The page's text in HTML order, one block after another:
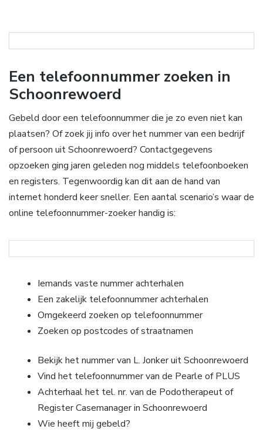
Een telefoonnummer zoeken in
Schoonrewoerd
Gebeld door een telefoonnummer die je zo even niet kan
plaatsen? Of zoek jij info over het nummer van een bedrijf
of persoon uit Schoonrewoerd? Contactgegevens
opzoeken ging jaren geleden nog middels telefoonboeken
en registers. Tegenwoordig kan dit aan de hand van
internet honderd keer sneller. Een aantal scenario’s waar de
online telefoonnummer-zoeker handig is:
Iemands vaste nummer achterhalen
Een zakelijk telefoonnummer achterhalen
Omgekeerd zoeken op telefoonnummer
Zoeken op postcodes of straatnamen
Bekijk het nummer van L. Jonker uit Schoonrewoerd
Vind het telefoonnummer van de Pearle of PLUS
Achterhaal het tel. nr. van de Podotherapeut of
Register Casemanager in Schoonrewoerd
Wie heeft mij gebeld?